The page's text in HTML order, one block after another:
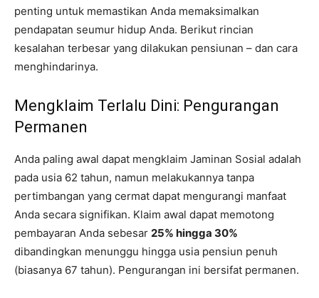
penting untuk memastikan Anda memaksimalkan
pendapatan seumur hidup Anda. Berikut rincian
kesalahan terbesar yang dilakukan pensiunan – dan cara
menghindarinya.
Mengklaim Terlalu Dini: Pengurangan
Permanen
Anda paling awal dapat mengklaim Jaminan Sosial adalah
pada usia 62 tahun, namun melakukannya tanpa
pertimbangan yang cermat dapat mengurangi manfaat
Anda secara signifikan. Klaim awal dapat memotong
pembayaran Anda sebesar 25% hingga 30%
dibandingkan menunggu hingga usia pensiun penuh
(biasanya 67 tahun). Pengurangan ini bersifat permanen.